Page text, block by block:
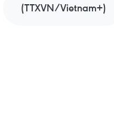
(TTXVN/Vietnam+)